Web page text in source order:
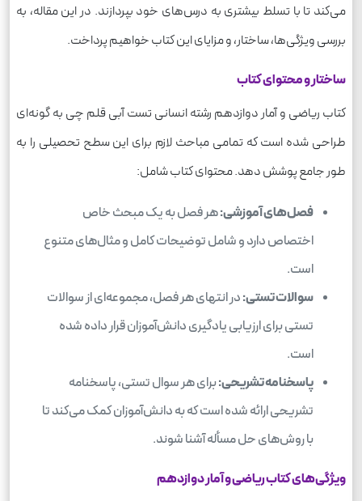
می‌کند تا با تسلط بیشتری به درس‌های خود بپردازند. در این مقاله، به
بررسی ویژگی‌ها، ساختار، و مزایای این کتاب خواهیم پرداخت.
ساختار و محتوای کتاب
کتاب ریاضی و آمار دوازدهم رشته انسانی تست آبی قلم چی به گونه‌ای
طراحی شده است که تمامی مباحث لازم برای این سطح تحصیلی را به
طور جامع پوشش دهد. محتوای کتاب شامل:
فصل‌های آموزشی:هر فصل به یک مبحث خاص
اختصاص دارد و شامل توضیحات کامل و مثال‌های متنوع
است.
سوالات تستی:در انتهای هر فصل، مجموعه‌ای از سوالات
تستی برای ارزیابی یادگیری دانش‌آموزان قرار داده شده
است.
پاسخنامه تشریحی:برای هر سوال تستی، پاسخنامه
تشریحی ارائه شده است که به دانش‌آموزان کمک می‌کند تا
با روش‌های حل مسأله آشنا شوند.
ویژگی‌های کتاب ریاضی و آمار دوازدهم